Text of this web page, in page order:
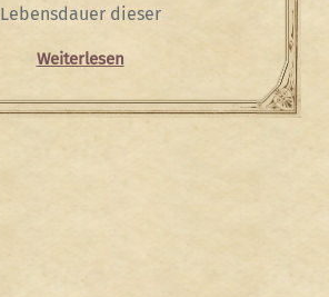
Lebensdauer dieser
Weiterlesen